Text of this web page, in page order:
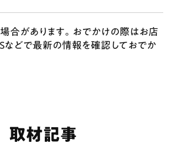
合があります。おでかけの際はお店
などで最新の情報を確認しておでか
取材記事